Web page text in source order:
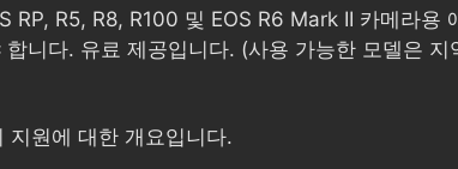
RP, R5, R8, R100 및 EOS R6 Mark II 카메라
니다. 유료 제공입니다. (사용 가능한 모델은
원에 대한 개요입니다.